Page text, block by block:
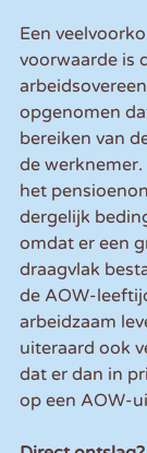
Een
voorwaarde is
opgenomen
bereiken van
de
het
dergelijk
omdat er een
draagvlak
de AOW-
arbeidzaam
uiteraard ook
dat er dan in
op een AOW-